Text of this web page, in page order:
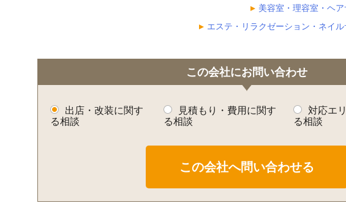
美容室・理容室・ヘ
エステ・リラクゼーション・ネイ
この会社にお問い合わせ
出店・改装に関す
る相談
見積もり・費用に関す
る相談
対応エ
る相談